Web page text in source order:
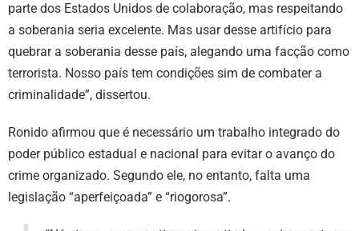
parte dos Estados Unidos de colaboração, mas respeitando
a soberania seria excelente. Mas usar desse artifício para
quebrar a soberania desse país, alegando uma facção como
terrorista. Nosso país tem condições sim de combater a
criminalidade”, dissertou.
Ronido afirmou que é necessário um trabalho integrado do
poder público estadual e nacional para evitar o avanço do
crime organizado. Segundo ele, no entanto, falta uma
legislação “aperfeiçoada” e “riogorosa”.